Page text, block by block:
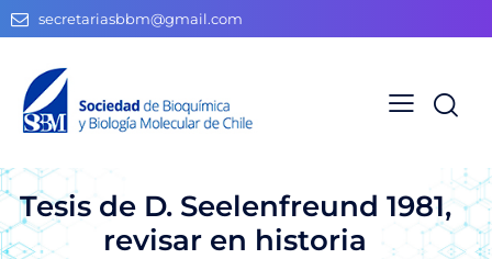
secretariasbbm@gmail.com
Tesis de D. Seelenfreund 1981,
revisar en historia